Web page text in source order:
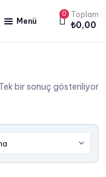
Menü
0 Toplam
₺0,00
bir sonuç gösteriliyor